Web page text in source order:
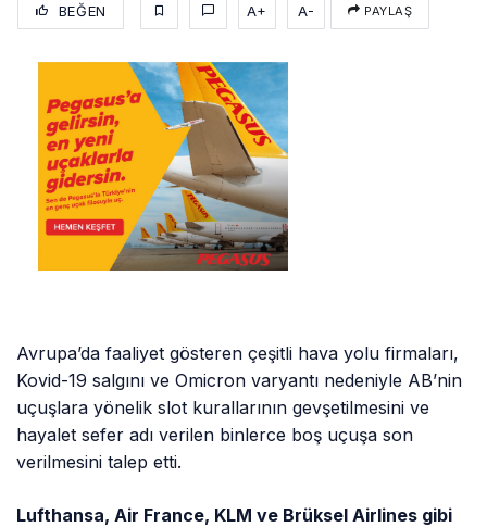
BEĞEN A+ A- PAYLAŞ
Avrupa’da faaliyet gösteren çeşitli hava yolu firmaları,
Kovid-19 salgını ve Omicron varyantı nedeniyle AB’nin
uçuşlara yönelik slot kurallarının gevşetilmesini ve
hayalet sefer adı verilen binlerce boş uçuşa son
verilmesini talep etti.
Lufthansa, Air France, KLM ve Brüksel Airlines gibi